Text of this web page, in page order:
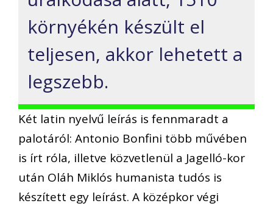
környékén készült el
teljesen, akkor lehetett a
legszebb.
Két latin nyelvű leírás is fennmaradt a
palotáról: Antonio Bonfini több művében
is írt róla, illetve közvetlenül a Jagelló-kor
után Oláh Miklós humanista tudós is
készített egy leírást. A középkor végi